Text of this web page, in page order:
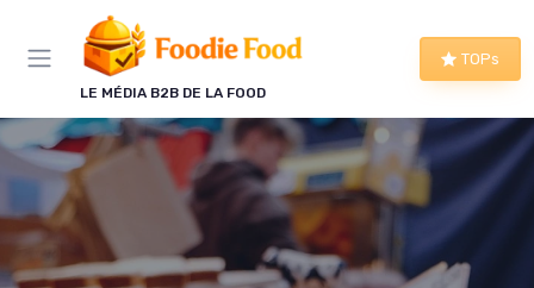
LE MÉDIA B2B DE LA FOOD
TOPs
Panneau de gestion des cookies